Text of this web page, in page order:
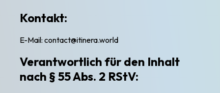
Kontakt:
E-Mail: contact@itinera.world
Verantwortlich für den Inhalt
nach § 55 Abs. 2 RStV: